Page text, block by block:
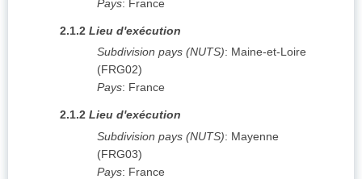
Pays: France
2.1.2 Lieu d'exécution
Subdivision pays (NUTS): Maine-et-Loire
(FRG02)
Pays: France
2.1.2 Lieu d'exécution
Subdivision pays (NUTS): Mayenne
(FRG03)
Pays: France